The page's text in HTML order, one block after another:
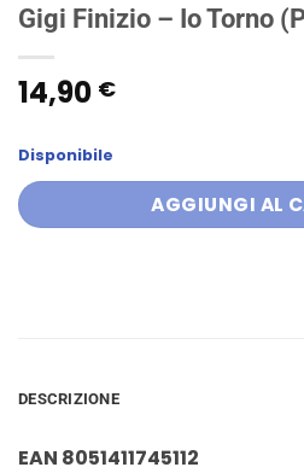
Gigi Finizio – Io Torno
14,90 €
Disponibile
AGGIUNGI AL
DESCRIZIONE
EAN 8051411745112